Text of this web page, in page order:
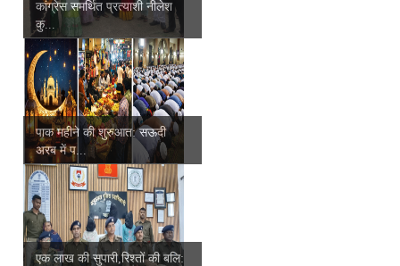
कांग्रेस समर्थित प्रत्याशी नीलेश
कु...
पाक महीने की शुरुआत: सऊदी
अरब में प...
एक लाख की सुपारी,रिश्तों की बलि: